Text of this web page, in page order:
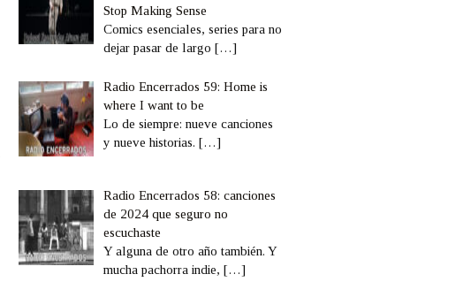
Stop Making Sense
Comics esenciales, series para no
dejar pasar de largo[…]
Radio Encerrados 59: Home is
where I want to be
Lo de siempre: nueve canciones
y nueve historias.[…]
Radio Encerrados 58: canciones
de 2024 que seguro no
escuchaste
Y alguna de otro año también. Y
mucha pachorra indie,[…]